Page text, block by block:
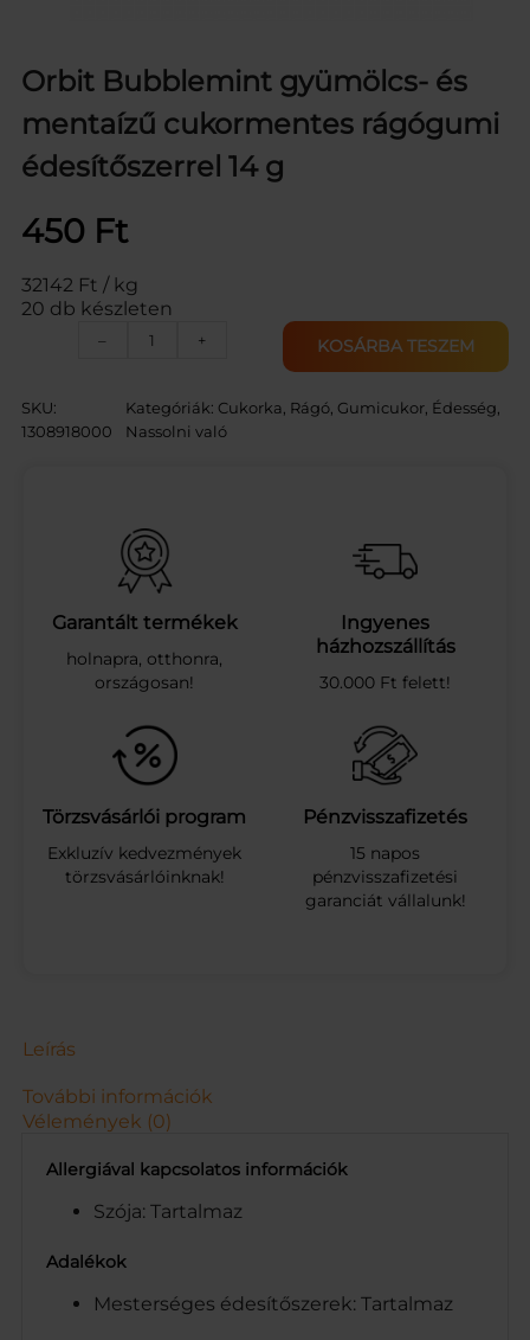
Orbit Bubblemint gyümölcs- és
mentaízű cukormentes rágógumi
édesítőszerrel 14 g
450 Ft
32142 Ft / kg
20 db készleten
–
O
I
T
L
E
M
I
T
D
A
Z
S
É
R
Á
G
1
4
G
n
s
+ KOSÁRBA TESZEM
SKU:
1308918000
Kategóriák: Cukorka, Rágó, Gumicukor, Édesség,
Nassolni való
Garantált termékek
holnapra, otthonra,
országosan!
Ingyenes
házhozszállítás
30.000 Ft felett!
Törzsvásárlói program
Exkluzív kedvezmények
törzsvásárlóinknak!
Pénzvisszafizetés
15 napos
pénzvisszafizetési
garanciát vállalunk!
Leírás
További információk
Vélemények (0)
Allergiával kapcsolatos információk
Szója: Tartalmaz
Adalékok
Mesterséges édesítőszerek: Tartalmaz